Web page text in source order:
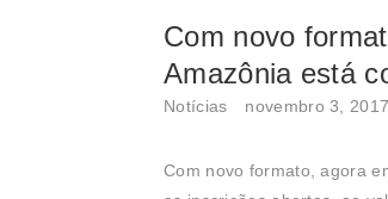
Com novo
Amazônia está
Notícias novembro 3, 2017
Com novo formato, agora